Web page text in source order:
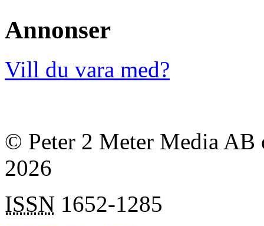
Annonser
Vill du vara med?
© Peter 2 Meter Media AB
2026
ISSN 1652-1285